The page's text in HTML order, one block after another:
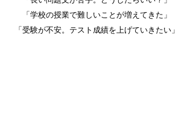
「学校の授業で難しいことが増えてきた」
「受験が不安。テスト成績を上げていきたい」